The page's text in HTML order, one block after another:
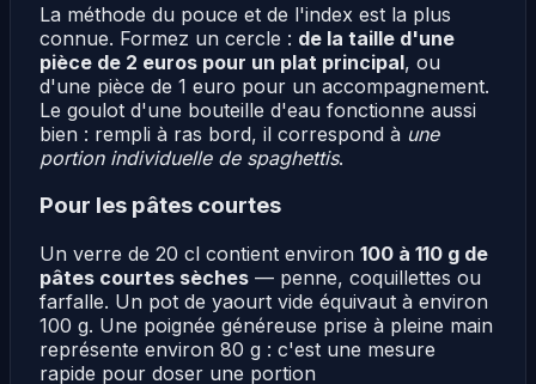
La méthode du pouce et de l'index est la plus
connue. Formez un cercle : de la taille d'une
pièce de 2 euros pour un plat principal, ou
d'une pièce de 1 euro pour un accompagnement.
Le goulot d'une bouteille d'eau fonctionne aussi
bien : rempli à ras bord, il correspond à une
portion individuelle de spaghettis.
Pour les pâtes courtes
Un verre de 20 cl contient environ 100 à 110 g de
pâtes courtes sèches — penne, coquillettes ou
farfalle. Un pot de yaourt vide équivaut à environ
100 g. Une poignée généreuse prise à pleine main
représente environ 80 g : c'est une mesure
rapide pour doser une portion